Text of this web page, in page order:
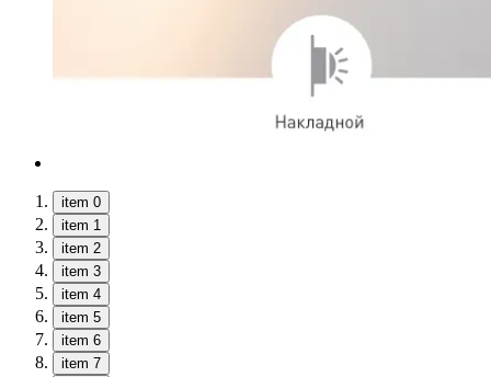
item 0
item 1
item 2
item 3
item 4
item 5
item 6
item 7